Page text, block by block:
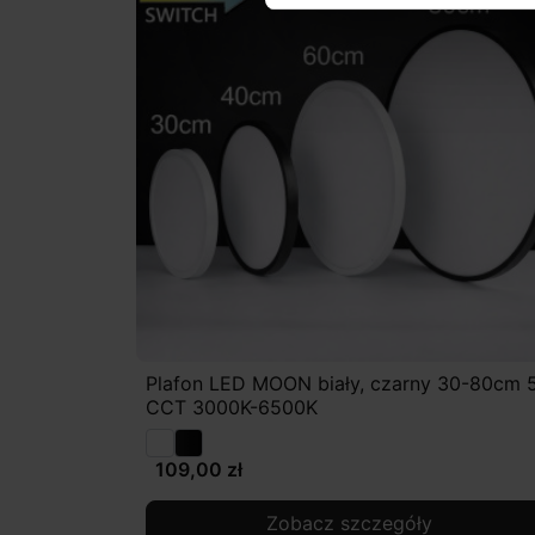
Plafon LED MOON biały, czarny 30-80cm
CCT 3000K-6500K
109,00 zł
Zobacz szczegóły